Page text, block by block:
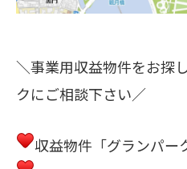
＼事業用収益物件をお探
クにご相談下さい／
収益物件「グランパー